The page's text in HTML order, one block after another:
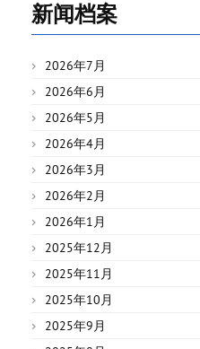
新闻档案
2026年7月
2026年6月
2026年5月
2026年4月
2026年3月
2026年2月
2026年1月
2025年12月
2025年11月
2025年10月
2025年9月